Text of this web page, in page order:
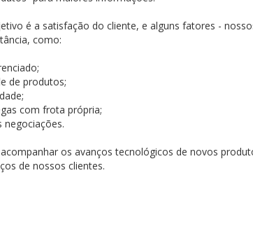
é a satisfação do cliente, e alguns fatores -
como:
diferenciado;
de produtos;
com frota própria;
negociações.
os avanços tecnológicos de novos
de nossos clientes.